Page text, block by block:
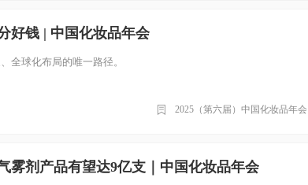
好钱 | 中国化妆品年会
全球化布局的唯一路径。
2025（第六届）中国化妆品年会
雾剂产品有望达9亿支｜中国化妆品年会